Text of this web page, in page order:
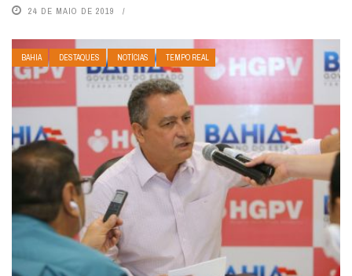
24 DE MAIO DE 2019
BAHIA DESTAQUES NOTÍCIAS TEMPO REAL